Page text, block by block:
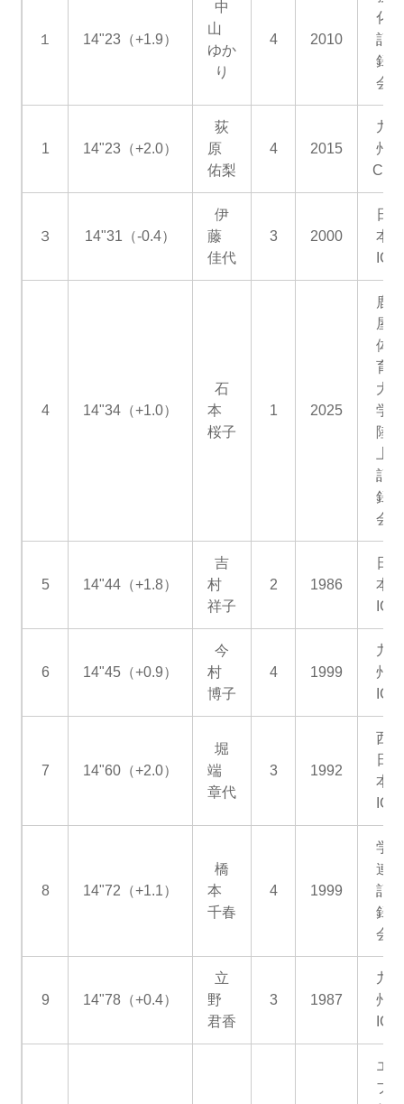
１ 14"23（+1.9）
中
山
ゆか
り
4 2010
化
記
録
会
1 14"23（+2.0）
荻
原
佑梨
4 2015
九
州
CS
３ 14"31（-0.4）
伊
藤
佳代
3 2000
日
本
IC
4 14"34（+1.0）
石
本
桜子
1 2025
鹿
屋
体
育
大
学
陸
記
録
会
5 14"44（+1.8）
吉
村
祥子
2 1986
日
本
IC
6 14"45（+0.9）
今
村
博子
4 1999
九
州
IC
7 14"60（+2.0）
堀
端
章代
3 1992
西
日
本
IC
8 14"72（+1.1）
橋
本
千春
4 1999
学
連
記
録
会
9 14"78（+0.4）
立
野
君香
3 1987
九
州
IC
エ
ブ